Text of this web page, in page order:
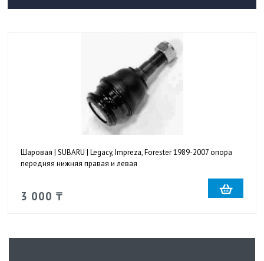
Шаровая | SUBARU | Legacy, Impreza, Forester 1989-2007 опора
передняя нижняя правая и левая
3 000 ₸